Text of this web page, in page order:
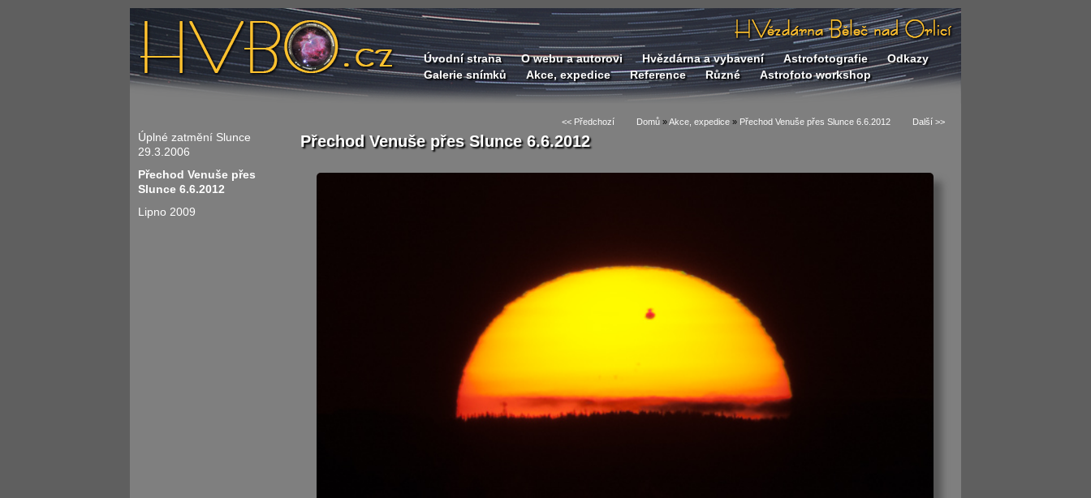
Úvodní strana O webu a autorovi Hvězdárna a vybavení Astrofotografie
Odkazy
Galerie snímků
Akce, expedice Reference Různé Astrofoto workshop
<< Předchozí Domů »Akce, expedice » Přechod Venuše přes Slunce 6.6.2012 Další >>
Přechod Venuše přes Slunce 6.6.2012
Úplné zatmění Slunce
29.3.2006
Přechod Venuše přes
Slunce 6.6.2012
Lipno 2009